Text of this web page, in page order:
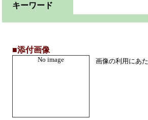
キーワード
■添付画像
No image 画像の利用にあ